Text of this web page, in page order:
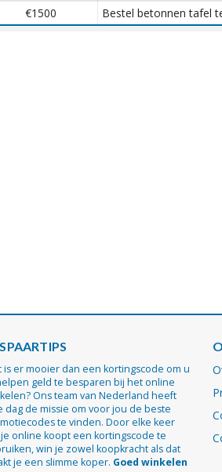
€1500
Bestel betonnen tafel
is er mooier dan een kortingscode om u
geld te besparen bij het online
Ons team van Nederland heeft
dag de missie om voor jou de beste
te vinden. Door elke keer
online koopt een kortingscode te
win je zowel koopkracht als dat
je een slimme koper. Goed winkelen